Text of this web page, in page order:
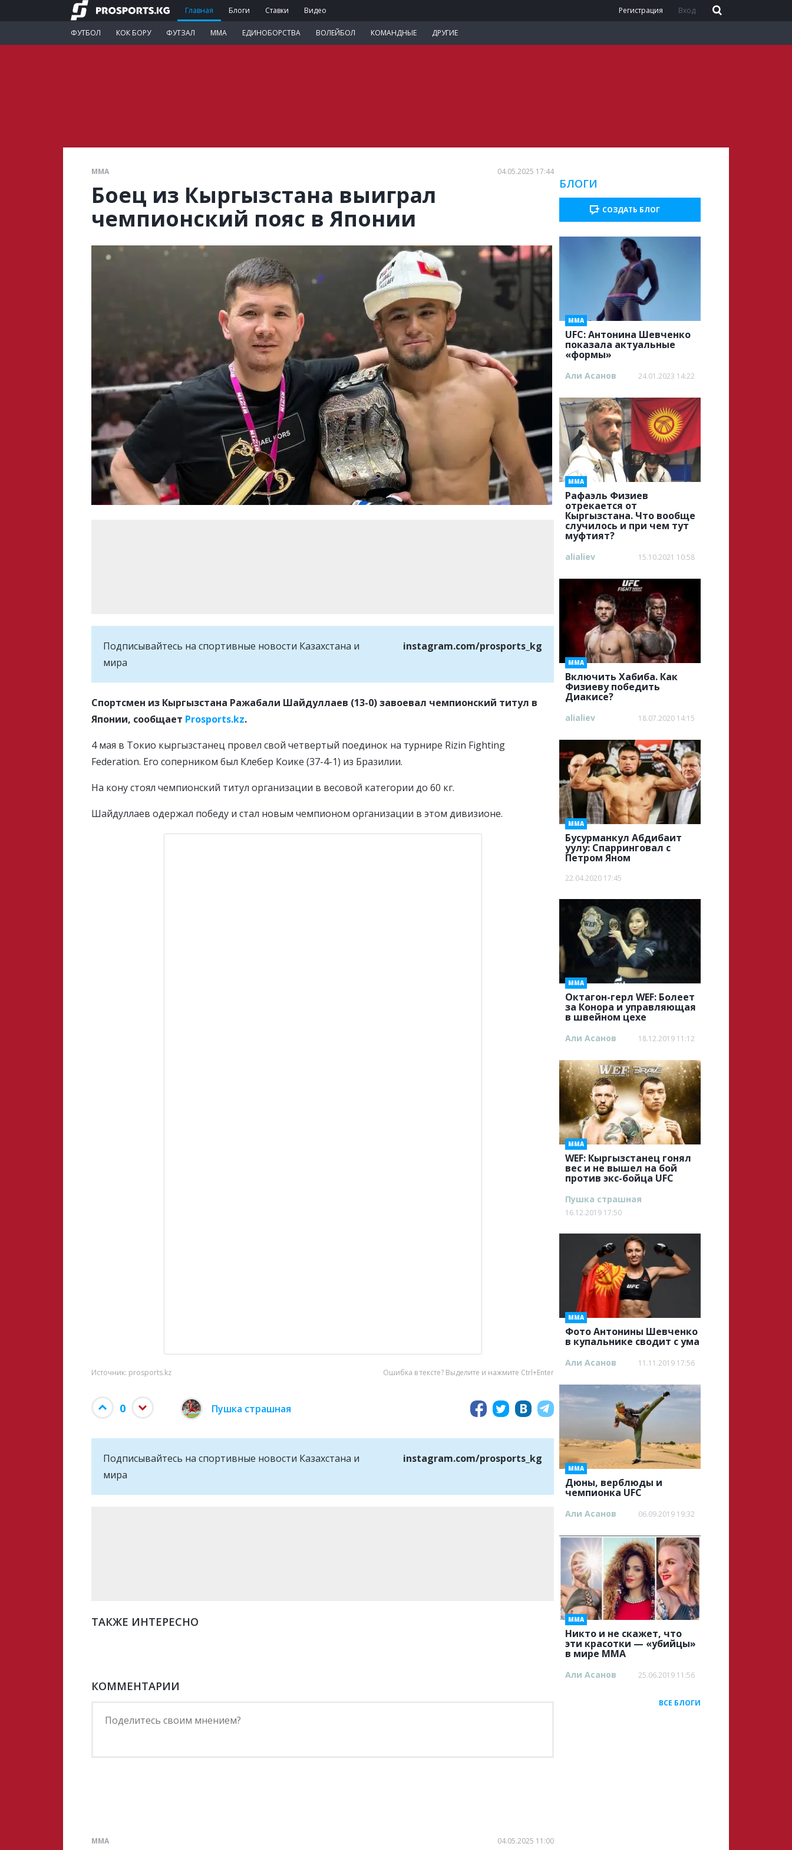
Главная Блоги Ставки Видео
ФУТБОЛ КОК БОРУ ФУТЗАЛ ММА ЕДИНОБОРСТВА ВОЛЕЙБОЛ КОМАНДНЫЕ ДРУГИЕ
Регистрация Вход
ММА 04.05.2025 17:44
Боец из Кыргызстана выиграл
чемпионский пояс в Японии
Подписывайтесь на cпортивные новости Казахстана и
мира
instagram.com/prosports_kg
Спортсмен из Кыргызстана Ражабали Шайдуллаев (13-0) завоевал чемпионский титул в
Японии, сообщает Prosports.kz.
4 мая в Токио кыргызстанец провел свой четвертый поединок на турнире Rizin Fighting
Federation. Его соперником был Клебер Коике (37-4-1) из Бразилии.
На кону стоял чемпионский титул организации в весовой категории до 60 кг.
Шайдуллаев одержал победу и стал новым чемпионом организации в этом дивизионе.
Источник: prosports.kz Ошибка в тексте? Выделите и нажмите Ctrl+Enter
0 Пушка страшная
Подписывайтесь на cпортивные новости Казахстана и
мира
instagram.com/prosports_kg
ТАКЖЕ ИНТЕРЕСНО
КОММЕНТАРИИ
БЛОГИ
СОЗДАТЬ БЛОГ
UFC: Антонина Шевченко
показала актуальные
«формы»
ММА
Али Асанов 24.01.2023 14:22
Рафаэль Физиев
отрекается от
Кыргызстана. Что вообще
случилось и при чем тут
муфтият?
ММА
alialiev 15.10.2021 10:58
Включить Хабиба. Как
Физиеву победить
Диакисе?
ММА
alialiev 18.07.2020 14:15
Бусурманкул Абдибаит
уулу: Спарринговал с
Петром Яном
ММА
22.04.2020 17:45
Октагон-герл WEF: Болеет
за Конора и управляющая
в швейном цехе
ММА
Али Асанов 18.12.2019 11:12
WEF: Кыргызстанец гонял
вес и не вышел на бой
против экс-бойца UFC
ММА
Пушка страшная
16.12.2019 17:50
Фото Антонины Шевченко
в купальнике сводит с ума
ММА
Али Асанов 11.11.2019 17:56
Дюны, верблюды и
чемпионка UFC
ММА
Али Асанов 06.09.2019 19:32
Никто и не скажет, что
эти красотки — «убийцы»
в мире ММА
ММА
Али Асанов 25.06.2019 11:56
ВСЕ БЛОГИ
ММА 04.05.2025 11:00